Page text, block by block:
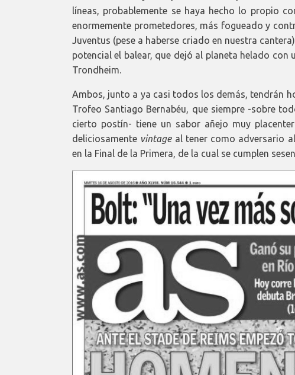
líneas, probablemente se haya hecho lo propio
enormemente prometedores, más fogueado y
Juventus (pese a haberse criado en nuestra
potencial el balear, que dejó al planeta helado
Trondheim.
Ambos, junto a ya casi todos los demás, tendrán
Trofeo Santiago Bernabéu, que siempre -sobre
cierto postín- tiene un sabor añejo muy
deliciosamente vintageal tener como adversario
en la Final de la Primera, de la cual se cumplen